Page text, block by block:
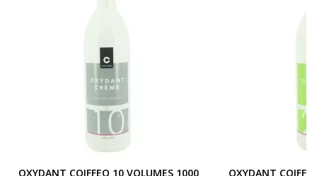
OXYDANT COIFFEO 10 VOLUMES 1000 OXYDANT